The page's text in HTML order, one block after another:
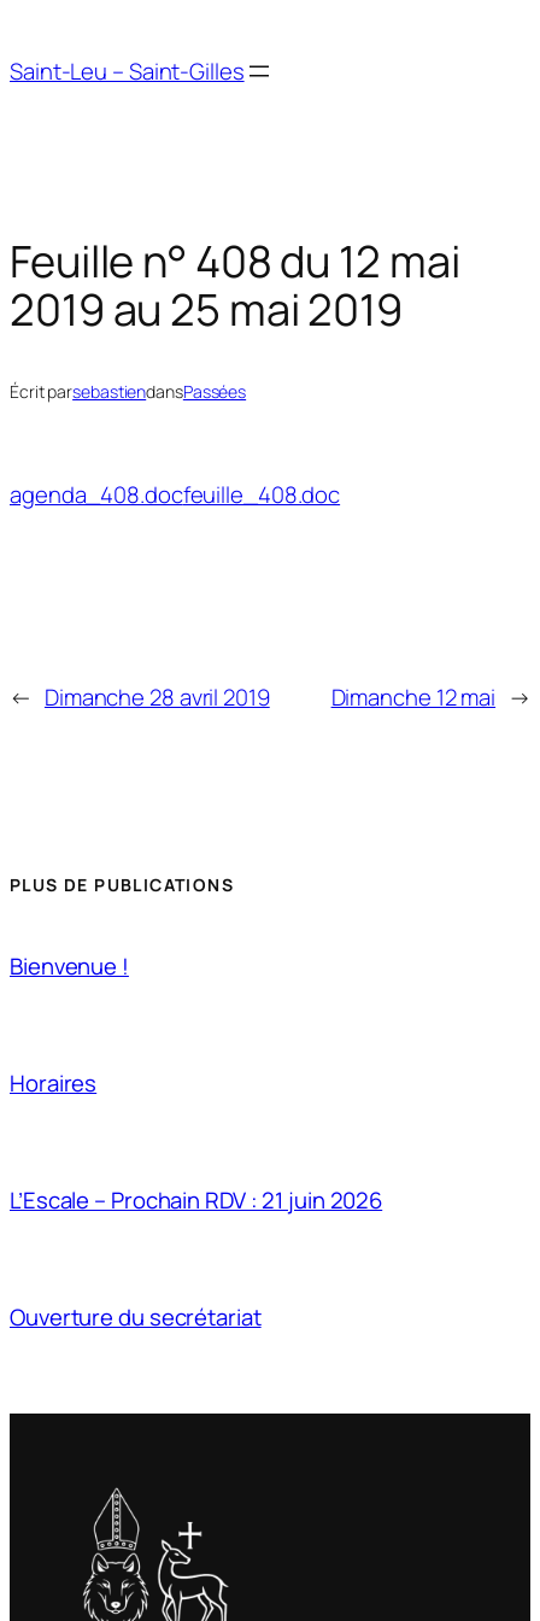
contenu
Saint-Leu – Saint-Gilles
Feuille n° 408 du 12 mai
2019 au 25 mai 2019
Écrit parsebastiendansPassées
agenda_408.docfeuille_408.doc
← Dimanche 28 avril 2019 Dimanche 12 mai →
PLUS DE PUBLICATIONS
Bienvenue !
Horaires
L’Escale – Prochain RDV : 21 juin 2026
Ouverture du secrétariat